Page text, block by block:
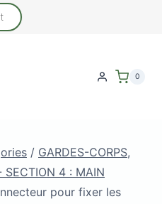
0
/ GARDES-CORPS,
SECTION 4 : MAIN
pour fixer les